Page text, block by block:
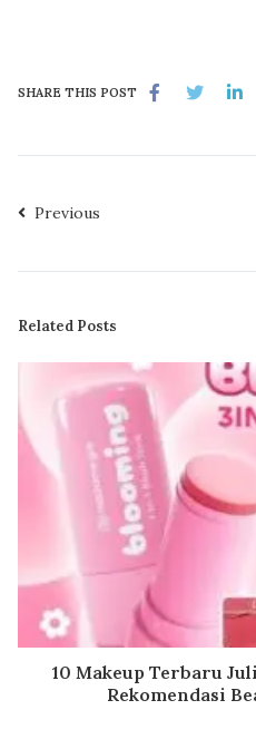
SHARE THIS POST
Previous
Related Posts
10 Makeup Terbaru
Rekomendasi